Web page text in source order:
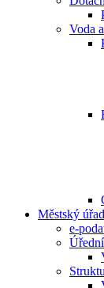
Voda
Městský úřad
e-